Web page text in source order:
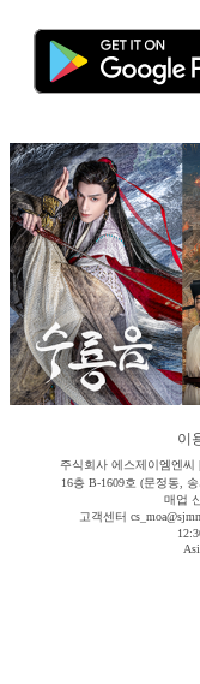
이
주식회사 에스제이엠엔씨
16층 B-1609호 (문정동,
매업
고객센터